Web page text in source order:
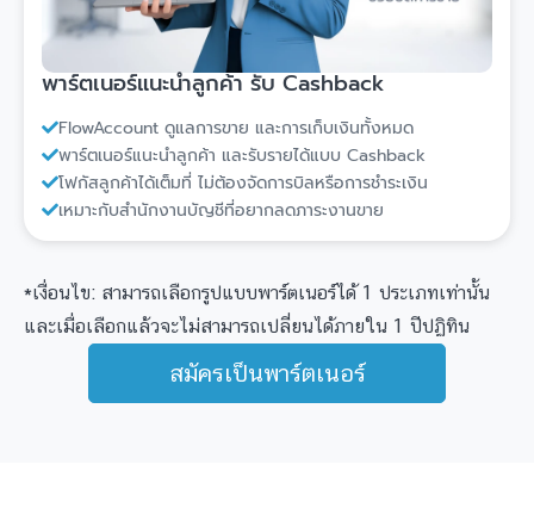
พาร์ตเนอร์แนะนำลูกค้า รับ Cashback
FlowAccount ดูแลการขาย และการเก็บเงินทั้งหมด
พาร์ตเนอร์แนะนำลูกค้า และรับรายได้แบบ Cashback
โฟกัสลูกค้าได้เต็มที่ ไม่ต้องจัดการบิลหรือการชำระเงิน
เหมาะกับสำนักงานบัญชีที่อยากลดภาระงานขาย
*เงื่อนไข: สามารถเลือกรูปแบบพาร์ตเนอร์ได้ 1 ประเภทเท่านั้น
และเมื่อเลือกแล้วจะไม่สามารถเปลี่ยนได้ภายใน 1 ปีปฏิทิน
สมัครเป็นพาร์ตเนอร์